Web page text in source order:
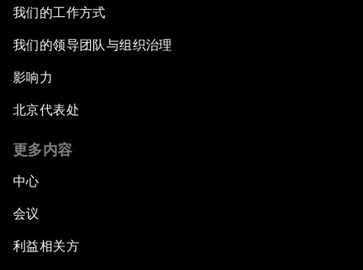
我们的工作方式
我们的领导团队与组织治理
影响力
北京代表处
更多内容
中心
会议
利益相关方